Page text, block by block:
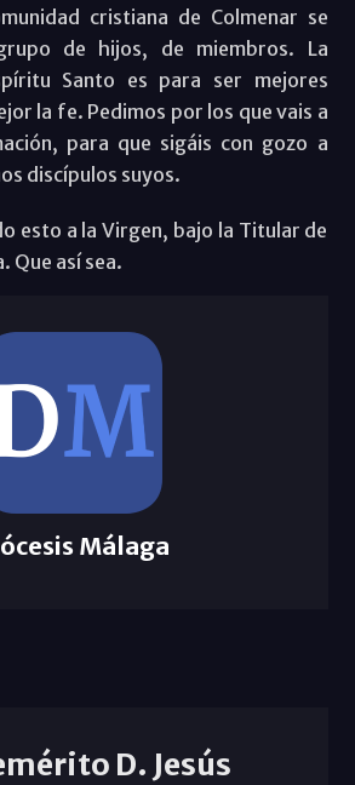
cristiana de Colmenar se
de hijos, de miembros. La
Santo es para ser mejores
la fe. Pedimos por los que vais a
para que sigáis con gozo a
discípulos suyos.
esto a la Virgen, bajo la Titular de
Que así sea.
Málaga
D. Jesús